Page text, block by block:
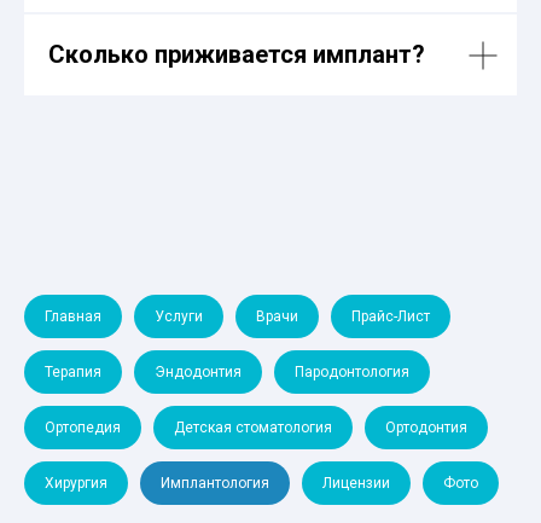
Сколько приживается имплант?
Главная Услуги Врачи Прайс-Лист
Терапия Эндодонтия Пародонтология
Ортопедия Детская стоматология Ортодонтия
Хирургия Имплантология Лицензии Фото